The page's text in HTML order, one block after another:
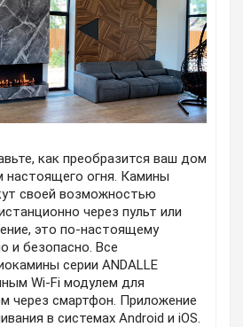
как преобразится ваш дом
настоящего огня. Камины
своей возможностью
через пульт или
это по-настоящему
и безопасно. Все
серии ANDALLE
Wi-Fi модулем для
через смартфон. Приложение
в системах Android и iOS.